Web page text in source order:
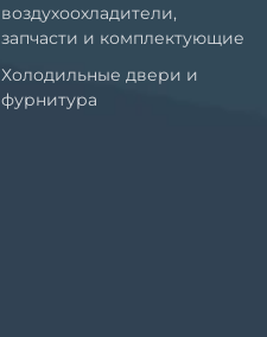
воздухоохладители,
запчасти и комплектующие
Холодильные двери и
фурнитура